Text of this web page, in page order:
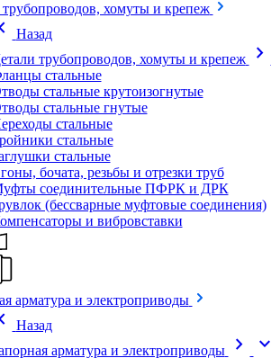
трубопроводов, хомуты и крепеж
Назад
трубопроводов, хомуты и крепеж
chevron_right
стальные
стальные крутоизогнутые
стальные гнутые
стальные
стальные
стальные
бочата, резьбы и отрезки труб
соединительные ПФРК и ДРК
(бессварные муфтовые соединения)
и вибровставки
арматура и электроприводы
Назад
арматура и электроприводы
chevron_right expand_more